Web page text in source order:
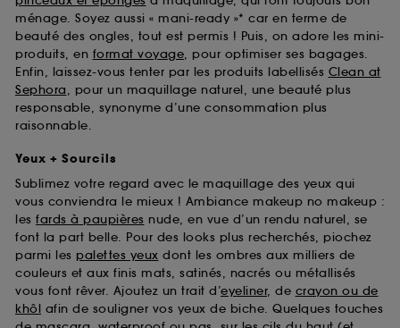
ménage. Soyez aussi « mani-ready »* car en terme de
beauté des ongles, tout est permis ! Puis, on adore les mini-
produits, en format voyage, pour optimiser ses bagages.
Enfin, laissez-vous tenter par les produits labellisés Clean at
Sephora, pour un maquillage naturel, une beauté plus
responsable, synonyme d’une consommation plus
raisonnable.
Yeux + Sourcils
Sublimez votre regard avec le maquillage des yeux qui
vous conviendra le mieux ! Ambiance makeup no makeup :
les fards à paupières nude, en vue d’un rendu naturel, se
font la part belle. Pour des looks plus recherchés, piochez
parmi les palettes yeux dont les ombres aux milliers de
couleurs et aux finis mats, satinés, nacrés ou métallisés
vous font rêver. Ajoutez un trait d’eyeliner, de crayon ou de
khôl afin de souligner vos yeux de biche. Quelques touches